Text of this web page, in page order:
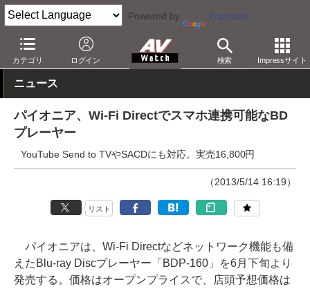
Powered by Translate
カテゴリ ログイン 検索 Impressサイト
AV Watch 製品 BD/DVDプレーヤー パイオニア
ニュース
パイオニア、Wi-Fi Directでスマホ連携可能なBD
プレーヤー
YouTube Send to TVやSACDにも対応。実売16,800円
（2013/5/14 16:19）
リスト
パイオニアは、Wi-Fi Directなどネットワーク機能も備
えたBlu-ray Discプレーヤー「BDP-160」を6月下旬より
発売する。価格はオープンプライスで、店頭予想価格は